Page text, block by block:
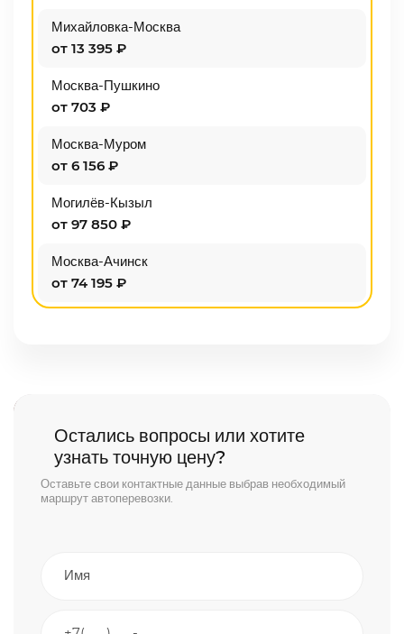
Михайловка-Москва
от 13 395 ₽
Москва-Пушкино
от 703 ₽
Москва-Муром
от 6 156 ₽
Могилёв-Кызыл
от 97 850 ₽
Москва-Ачинск
от 74 195 ₽
Остались вопросы или хотите
узнать точную цену?
Оставьте свои контактные данные выбрав необходимый
маршрут автоперевозки.